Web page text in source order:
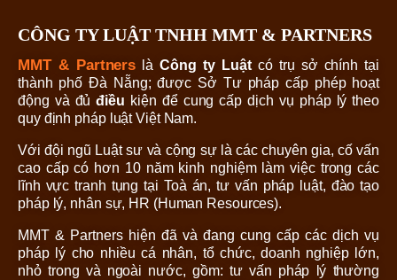
CÔNG TY LUẬT TNHH MMT & PARTNERS
MMT & Partners làCông ty Luậtcó trụ sở chính tại
thành phố Đà Nẵng; được Sở Tư pháp cấp phép hoạt
động và đủđiều kiện để cung cấp dịch vụ pháp lý theo
quy định pháp luật Việt Nam.
Với đội ngũ Luật sư và cộng sự là các chuyên gia, cố vấn
cao cấp có hơn 10 năm kinh nghiệm làm việc trong các
lĩnh vực tranh tụng tại Toà án, tư vấn pháp luật, đào tạo
pháp lý, nhân sự, HR (Human Resources).
MMT & Partners hiện đã và đang cung cấp các dịch vụ
pháp lý cho nhiều cá nhân, tổ chức, doanh nghiệp lớn,
nhỏ trong và ngoài nước, gồm: tư vấn pháp lý thường